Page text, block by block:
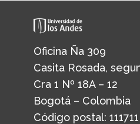
Oficina Ña 309
Casita Rosada,
Cra 1 Nº 18A – 12
Bogotá – Colombia
Código postal: 111711